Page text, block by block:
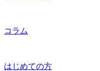
コラム
はじめての方